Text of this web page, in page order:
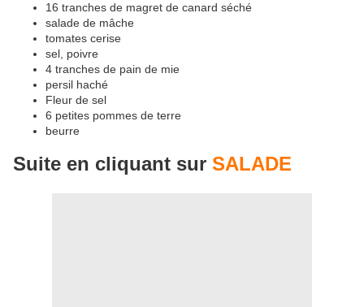
16 tranches de magret de canard séché
salade de mâche
tomates cerise
sel, poivre
4 tranches de pain de mie
persil haché
Fleur de sel
6 petites pommes de terre
beurre
Suite en cliquant sur SALADE